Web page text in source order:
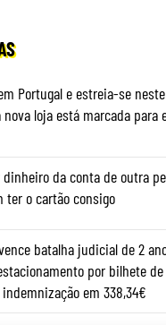
em Portugal e estreia-se neste
loja está marcada para
da conta de outra
ter o cartão consigo
batalha judicial de 2
por bilhete de
em 338,34€